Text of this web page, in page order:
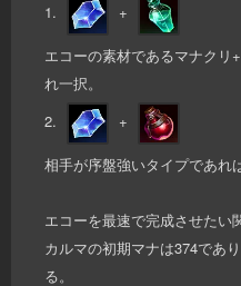
1. +
エコーの素材であるマナクリ
れ一択。
2.
+
相手が序盤強いタイプであれ
エコーを最速で完成させたい
カルマの初期マナは374であ
る。